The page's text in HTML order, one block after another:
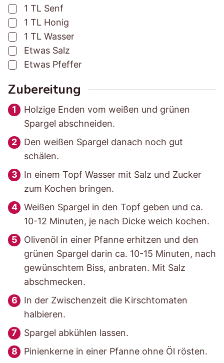
▢
1 TL Senf
▢
1 TL Honig
▢
1 TL Wasser
▢
Etwas Salz
▢
Etwas Pfeffer
Zubereitung
Holzige Enden vom weißen und grünen
Spargel abschneiden.
Den weißen Spargel danach noch gut
schälen.
In einem Topf Wasser mit Salz und Zucker
zum Kochen bringen.
Weißen Spargel in den Topf geben und ca.
10-12 Minuten, je nach Dicke weich kochen.
Olivenöl in einer Pfanne erhitzen und den
grünen Spargel darin ca. 10-15 Minuten, nach
gewünschtem Biss, anbraten. Mit Salz
abschmecken.
In der Zwischenzeit die Kirschtomaten
halbieren.
Spargel abkühlen lassen.
Pinienkerne in einer Pfanne ohne Öl rösten.